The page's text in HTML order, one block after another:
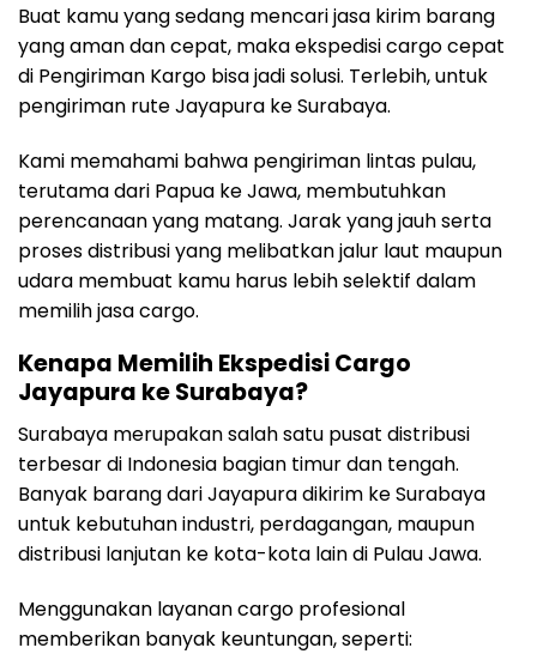
Buat kamu yang sedang mencari jasa kirim barang
yang aman dan cepat, maka ekspedisi cargo cepat
di Pengiriman Kargo bisa jadi solusi. Terlebih, untuk
pengiriman rute Jayapura ke Surabaya.
Kami memahami bahwa pengiriman lintas pulau,
terutama dari Papua ke Jawa, membutuhkan
perencanaan yang matang. Jarak yang jauh serta
proses distribusi yang melibatkan jalur laut maupun
udara membuat kamu harus lebih selektif dalam
memilih jasa cargo.
Kenapa Memilih Ekspedisi Cargo
Jayapura ke Surabaya?
Surabaya merupakan salah satu pusat distribusi
terbesar di Indonesia bagian timur dan tengah.
Banyak barang dari Jayapura dikirim ke Surabaya
untuk kebutuhan industri, perdagangan, maupun
distribusi lanjutan ke kota-kota lain di Pulau Jawa.
Menggunakan layanan cargo profesional
memberikan banyak keuntungan, seperti: